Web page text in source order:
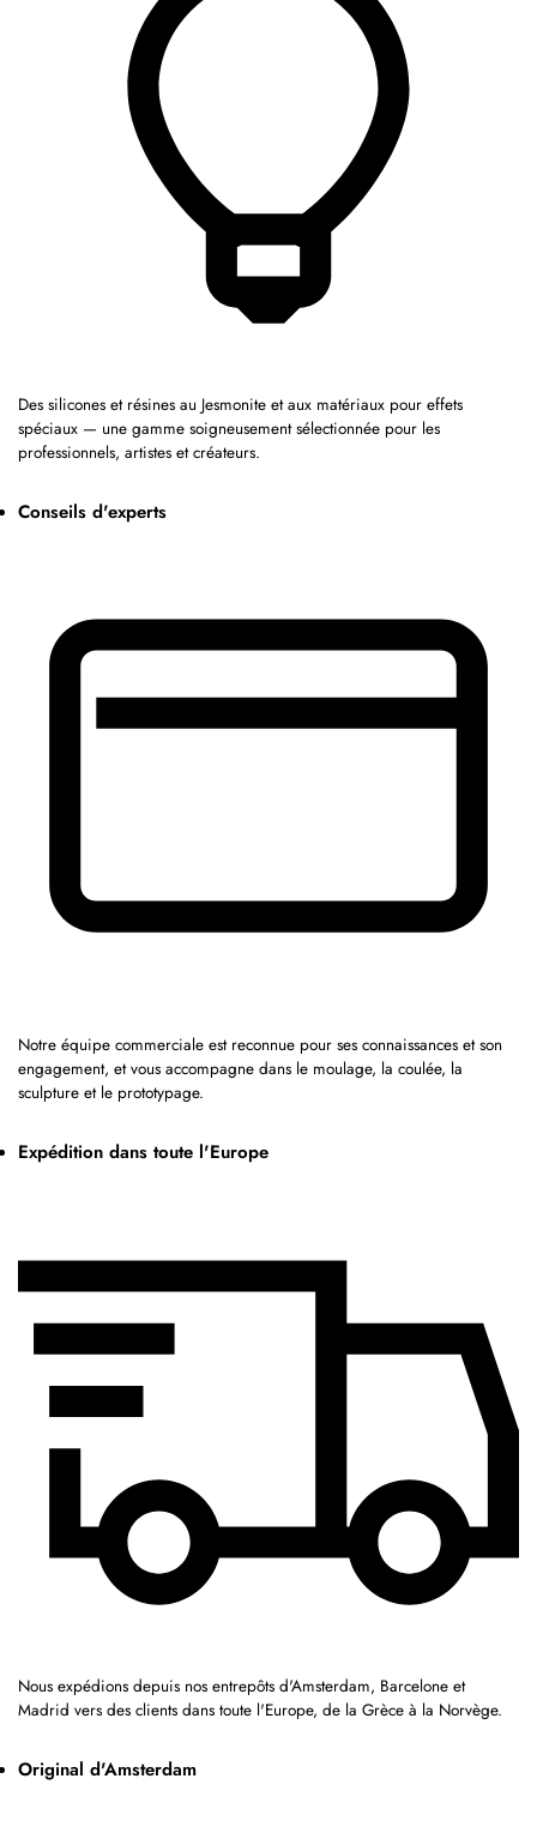
Des silicones et résines au Jesmonite et aux matériaux pour effets
spéciaux — une gamme soigneusement sélectionnée pour les
professionnels, artistes et créateurs.
Conseils d'experts
Notre équipe commerciale est reconnue pour ses connaissances et son
engagement, et vous accompagne dans le moulage, la coulée, la
sculpture et le prototypage.
Expédition dans toute l'Europe
Nous expédions depuis nos entrepôts d'Amsterdam, Barcelone et
Madrid vers des clients dans toute l'Europe, de la Grèce à la Norvège.
Original d'Amsterdam